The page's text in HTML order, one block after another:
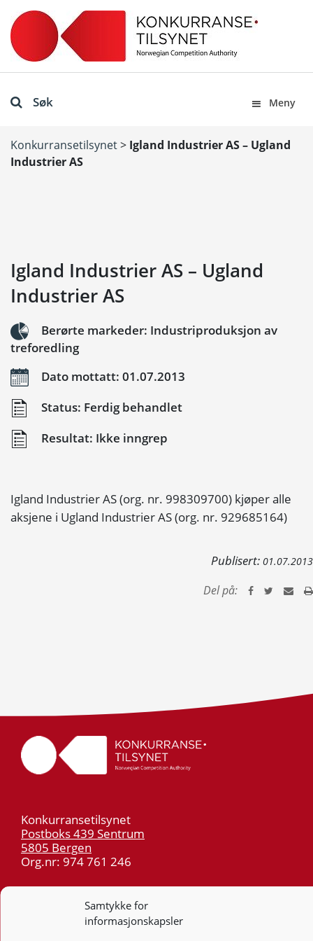
Samtykke for
informasjonskapsler
Søk Meny
Konkurransetilsynet> Igland Industrier AS – Ugland
Industrier AS
Igland Industrier AS – Ugland
Industrier AS
Berørte markeder: Industriproduksjon av
treforedling
Dato mottatt: 01.07.2013
Status: Ferdig behandlet
Resultat: Ikke inngrep
Igland Industrier AS (org. nr. 998309700) kjøper alle
aksjene i Ugland Industrier AS (org. nr. 929685164)
Publisert: 01.07.2013
Del på:
Konkurransetilsynet
Postboks 439 Sentrum
5805 Bergen
Org.nr: 974 761 246
55 59 75 00
post@kt.no